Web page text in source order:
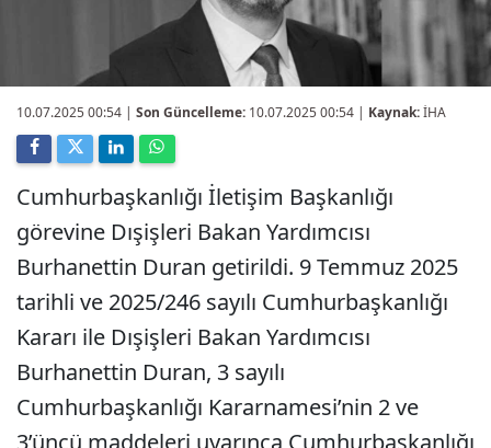
10.07.2025 00:54 | Son Güncelleme: 10.07.2025 00:54 | Kaynak:İHA
Cumhurbaşkanlığı İletişim Başkanlığı
görevine Dışişleri Bakan Yardımcısı
Burhanettin Duran getirildi. 9 Temmuz 2025
tarihli ve 2025/246 sayılı Cumhurbaşkanlığı
Kararı ile Dışişleri Bakan Yardımcısı
Burhanettin Duran, 3 sayılı
Cumhurbaşkanlığı Kararnamesi’nin 2 ve
3’üncü maddeleri uyarınca Cumhurbaşkanlığı